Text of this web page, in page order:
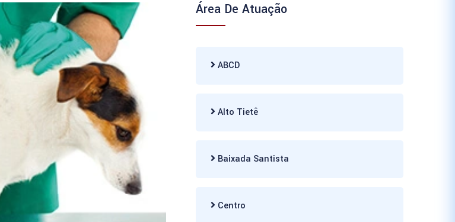
Área De Atuação
ABCD
Alto Tietê
Baixada Santista
Centro